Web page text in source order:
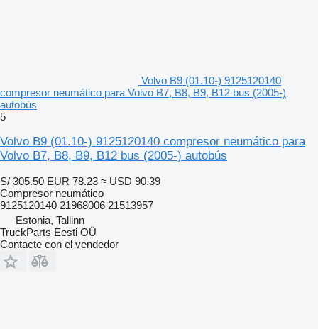
Volvo B9 (01.10-) 9125120140
compresor neumático para Volvo B7, B8, B9, B12 bus (2005-)
autobús
5
Volvo B9 (01.10-) 9125120140 compresor neumático para
Volvo B7, B8, B9, B12 bus (2005-) autobús
S/ 305.50 EUR 78.23 ≈ USD 90.39
Compresor neumático
9125120140 21968006 21513957
Estonia, Tallinn
TruckParts Eesti OÜ
Contacte con el vendedor